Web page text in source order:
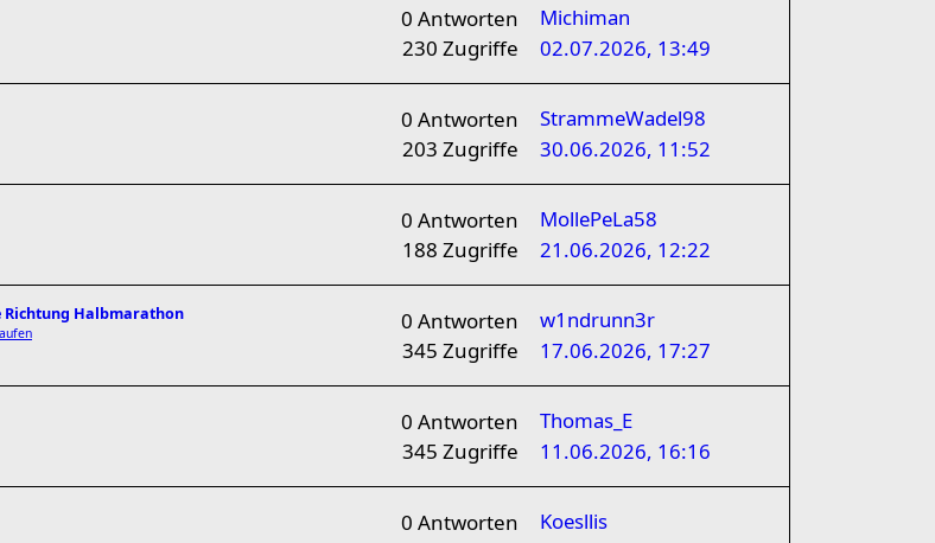
0Antworten
230Zugriffe
Michiman
02.07.2026, 13:49
0Antworten
203Zugriffe
StrammeWadel98
30.06.2026, 11:52
0Antworten
188Zugriffe
MollePeLa58
21.06.2026, 12:22
Richtung Halbmarathon 0Antworten
345Zugriffe
w1ndrunn3r
17.06.2026, 17:27
0Antworten
345Zugriffe
Thomas_E
11.06.2026, 16:16
0Antworten
Koesllis